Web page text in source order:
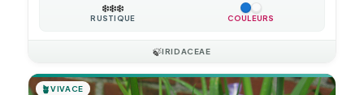
❄️❄️❄️
RUSTIQUE COULEURS
🍃IRIDACEAE
🪴VIVACE